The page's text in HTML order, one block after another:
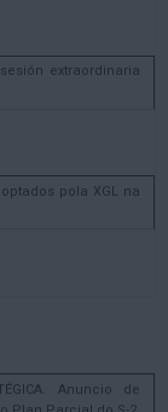
sesión extraordinaria
pola XGL na
Anuncio de